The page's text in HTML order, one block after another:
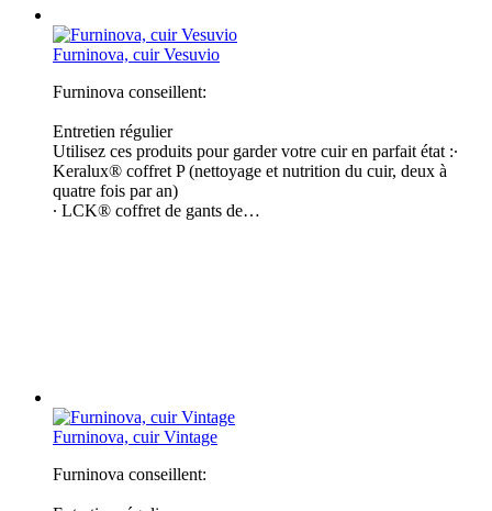
Furninova, cuir Vesuvio
Furninova conseillent:
Entretien régulier
Utilisez ces produits pour garder votre cuir en parfait état :∙
Keralux® coffret P (nettoyage et nutrition du cuir, deux à
quatre fois par an)
∙ LCK® coffret de gants de…
Furninova, cuir Vintage
Furninova conseillent: